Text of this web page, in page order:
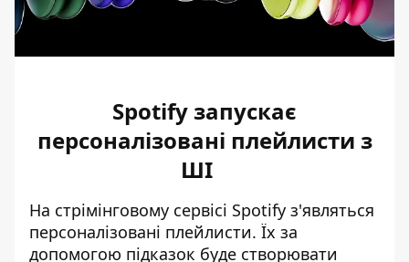
Spotify запускає
персоналізовані плейлисти з
ШІ
На стрімінговому сервісі Spotify з'являться
персоналізовані плейлисти. Їх за
допомогою підказок буде створювати